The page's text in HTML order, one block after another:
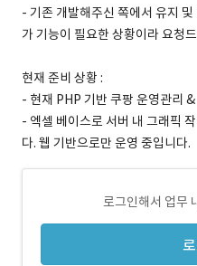
- 기존 개발해주신 쪽에서 유지
가 기능이 필요한 상황이라 요청
현재 준비 상황 :
- 현재 PHP 기반 쿠팡 운영관리
- 엑셀 베이스로 서버 내 그래픽
다. 웹 기반으로만 운영 중입니다.
로그인해서 업무